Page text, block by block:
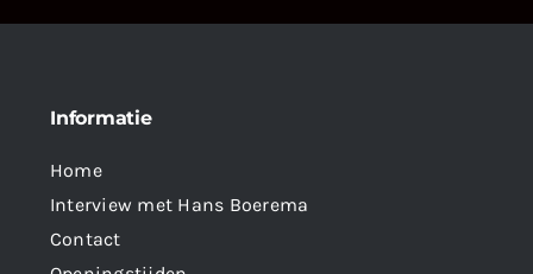
Informatie
Home
Interview met Hans Boerema
Contact